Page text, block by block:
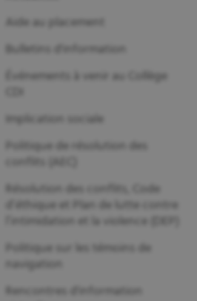
Aide au placement
Bulletins d'information
Événements à venir au Collège
CDI
Implication sociale
Politique de résolution des
conflits (AEC)
Résolution des conflits, Code
d’éthique et Plan de lutte contre
l’intimidation et la violence (DEP)
Politique sur les témoins de
navigation
Rencontres d'information